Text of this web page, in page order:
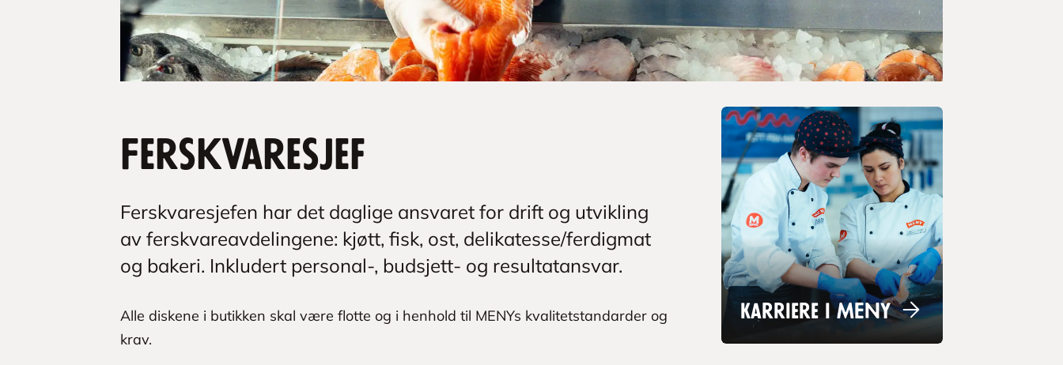
Ferskvaresjef
Ferskvaresjefen har det daglige ansvaret for drift og utvikling
av ferskvareavdelingene: kjøtt, fisk, ost, delikatesse/ferdigmat
og bakeri. Inkludert personal-, budsjett- og resultatansvar.
Alle diskene i butikken skal være flotte og i henhold til MENYs kvalitetstandarder og
krav.
Karriere i MENY